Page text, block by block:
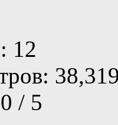
12
/ 5